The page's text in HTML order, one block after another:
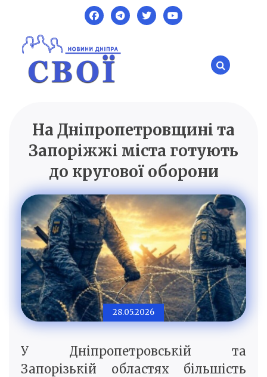
content
SVOI.DP.UA
Новини Дніпра
На Дніпропетровщині та
Запоріжжі міста готують
до кругової оборони
28.05.2026
У Дніпропетровській та
Запорізькій областях більшість